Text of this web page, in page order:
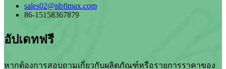
sales02@nbfimax.com
86-15158367879
อัปเดทฟรี
หากต้องการสอบถามเกี่ยวกับผลิตภัณฑ์หรือรายการราคาของ